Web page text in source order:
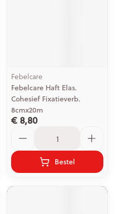
Febelcare
Febelcare Haft Elas.
Cohesief Fixatieverb.
8cmx20m
€ 8,80
Bestel